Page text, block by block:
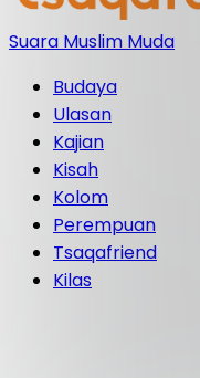
Suara Muslim Muda
Budaya
Ulasan
Kajian
Kisah
Kolom
Perempuan
Tsaqafriend
Kilas